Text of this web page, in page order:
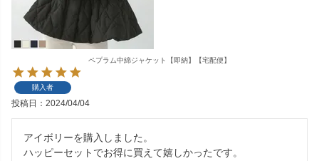
ペプラム中綿ジャケット【即納】【宅配便】
購入者
投稿日 2024/04/04
アイボリーを購入しました。
ハッピーセットでお得に買えて嬉しかったです。